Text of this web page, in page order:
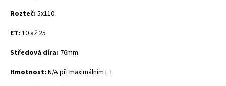
Rozteč: 5x110
ET: 10 až 25
Středová díra: 76mm
Hmotnost: N/A při maximálním ET